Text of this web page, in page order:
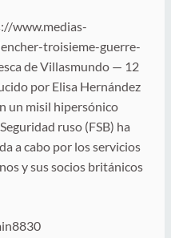
www.medias-
troisieme-guerre-
de Villasmundo — 12
por Elisa Hernández
un misil hipersónico
ruso (FSB) ha
a cabo por los servicios
y sus socios británicos